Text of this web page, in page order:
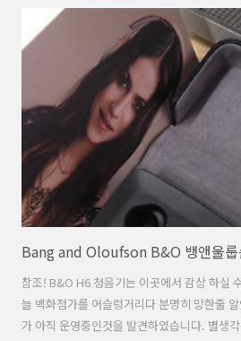
100퍼센트 까지는(가끔 매칭안되는 곡이 있
용서가 ㅠㅠ 자세한 리뷰는 시간이 없어서 우
겠습니다(꾸벅~): B&O디자인 참 고와서 하악
가서 한 한시간 청음했습니다... 간단히 평하
소리가 매우 날카롭고 깨끗해서 한날. A8은
참조! B&O H6 청음기는 이곳에서 감상 하실
늘 백화점가를 어슬렁거리다 분명히 망한줄
가 아직 운영중인것을 발견하였습니다. 별생